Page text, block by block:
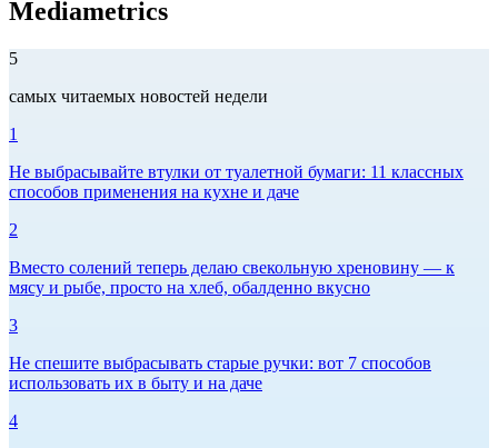
Mediametrics
5
самых читаемых новостей недели
1
Не выбрасывайте втулки от туалетной бумаги: 11 классных
способов применения на кухне и даче
2
Вместо солений теперь делаю свекольную хреновину — к
мясу и рыбе, просто на хлеб, обалденно вкусно
3
Не спешите выбрасывать старые ручки: вот 7 способов
использовать их в быту и на даче
4